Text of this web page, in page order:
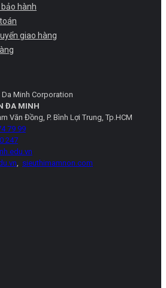
hành
giao hàng
Minh Corporation
ĐA MINH
Văn Đồng, P. Bình Lợi Trung, Tp.HCM
79 99
247
sieuthimamnon.com